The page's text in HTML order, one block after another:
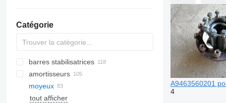
Catégorie
barres stabilisatrices
amortisseurs
moyeux
tout afficher
A9463560201
4